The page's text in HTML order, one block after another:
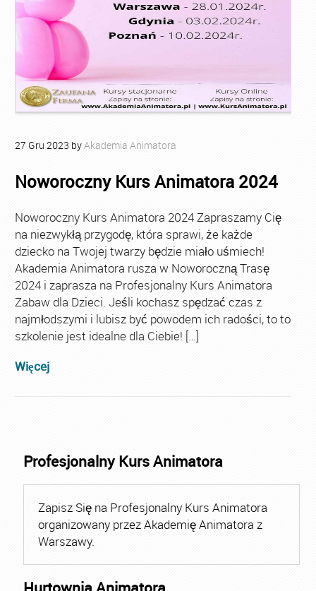
27 Gru 2023 byAkademia Animatora
Noworoczny Kurs Animatora 2024
Noworoczny Kurs Animatora 2024 Zapraszamy Cię
na niezwykłą przygodę, która sprawi, że każde
dziecko na Twojej twarzy będzie miało uśmiech!
Akademia Animatora rusza w Noworoczną Trasę
2024 i zaprasza na Profesjonalny Kurs Animatora
Zabaw dla Dzieci. Jeśli kochasz spędzać czas z
najmłodszymi i lubisz być powodem ich radości, to to
szkolenie jest idealne dla Ciebie! […]
Więcej
Profesjonalny Kurs Animatora
Zapisz Się na Profesjonalny Kurs Animatora
organizowany przez Akademię Animatora z
Warszawy.